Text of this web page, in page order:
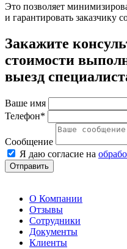
Это позволяет
и гарантировать заказчику
Закажите
стоимости
выезд
Ваше имя
Телефон*
Сообщение
Я даю согласие на
Отправить
О Компании
Отзывы
Сотрудники
Документы
Клиенты